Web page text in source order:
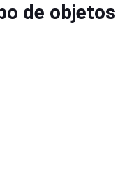
de objetos